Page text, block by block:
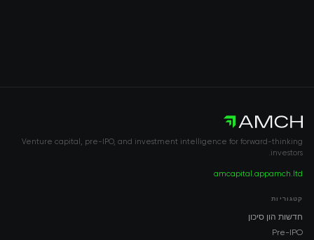
Venture capital, pre-IPO, and investment intelligence for forward-thinking
investors.
amch.ltd
amcapital.app
קטגוריות
חדשות הון סיכון
Pre-IPO